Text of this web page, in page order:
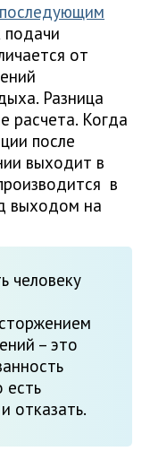
подачи
от
Разница
расчета. Когда
после
выходит в
в
выходом на
человеку
– это
есть
отказать.